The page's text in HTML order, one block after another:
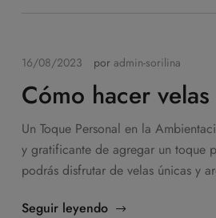
16/08/2023 por admin-sorilina
Cómo hacer
Un Toque Personal en la
y gratificante de agregar un toque
podrás disfrutar de velas únicas y
Seguir leyendo